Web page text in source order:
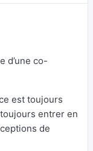
d’une co-
est toujours
entrer en
de